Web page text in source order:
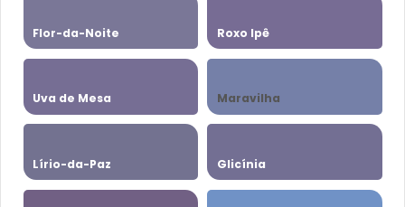
Flor-da-Noite Roxo Ipê
Uva de Mesa Maravilha
Lírio-da-Paz Glicínia